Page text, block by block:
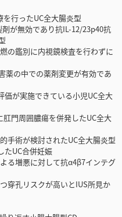
行ったUC全大腸炎型
無効であり抗IL-12/23p40抗
鑑別に内視鏡検査を行わずに
の中での薬剤変更が有効であ
が実施できている小児UC全大
周囲膿瘍を併発したUC全大
術が検討されたUC全大腸炎型
UC合併妊娠
増悪に対して抗α4β7インテグ
孔リスクが高いとIUS所見か